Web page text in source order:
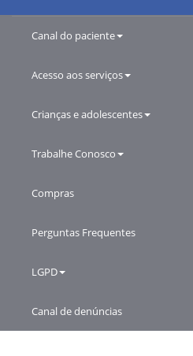
Canal do paciente
Acesso aos serviços
Crianças e adolescentes
Trabalhe Conosco
Compras
Perguntas Frequentes
LGPD
Canal de denúncias